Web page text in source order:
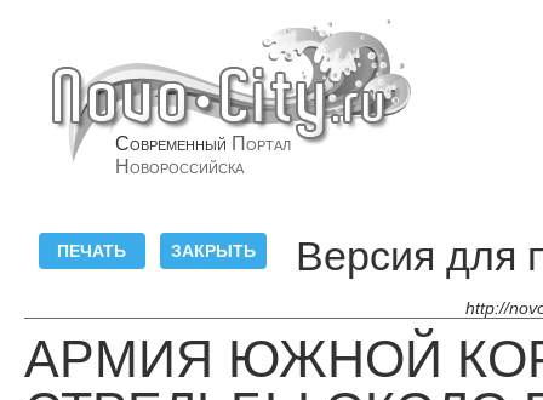
Современный Портал
Новороссийска
Версия для
http://
АРМИЯ ЮЖНОЙ